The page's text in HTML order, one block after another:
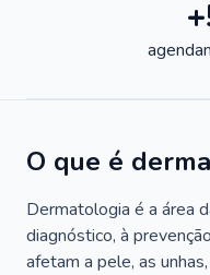
O que é
Dermatologia é a área
diagnóstico, à
afetam a pele, as